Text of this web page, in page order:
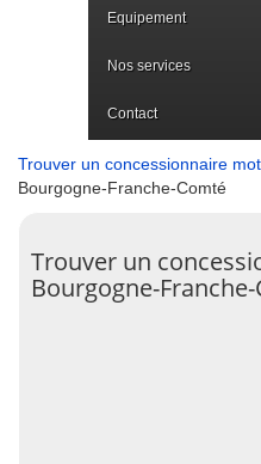
Equipement
Nos services
Contact
Trouver un concessionnaire
Bourgogne-Franche-Comté
Trouver un
Bourgogne-